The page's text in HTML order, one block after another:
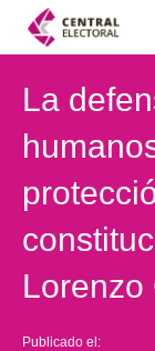
La
Lorenzo
Publicado el: